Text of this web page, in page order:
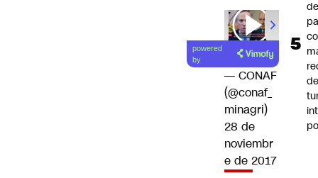
powered
by
— CONAF
(@conaf_
minagri)
28 de
noviembr
e de 2017